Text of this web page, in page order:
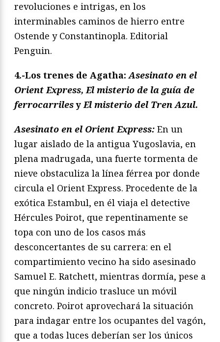
revoluciones e intrigas, en los
interminables caminos de hierro entre
Ostende y Constantinopla. Editorial
Penguin.
4.-Los trenes de Agatha:Asesinato en el
Orient Express, El misterio de la guía de
ferrocarrilesyEl misterio del Tren Azul.
Asesinato en el Orient Express: En un
lugar aislado de la antigua Yugoslavia, en
plena madrugada, una fuerte tormenta de
nieve obstaculiza la línea férrea por donde
circula el Orient Express. Procedente de la
exótica Estambul, en él viaja el detective
Hércules Poirot, que repentinamente se
topa con uno de los casos más
desconcertantes de su carrera: en el
compartimiento vecino ha sido asesinado
Samuel E. Ratchett, mientras dormía, pese a
que ningún indicio trasluce un móvil
concreto. Poirot aprovechará la situación
para indagar entre los ocupantes del vagón,
que a todas luces deberían ser los únicos